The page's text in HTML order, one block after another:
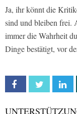
Ja, ihr könnt die
sind und bleiben frei.
immer die Wahrheit
Dinge bestätigt, vor
Facebook Twitter